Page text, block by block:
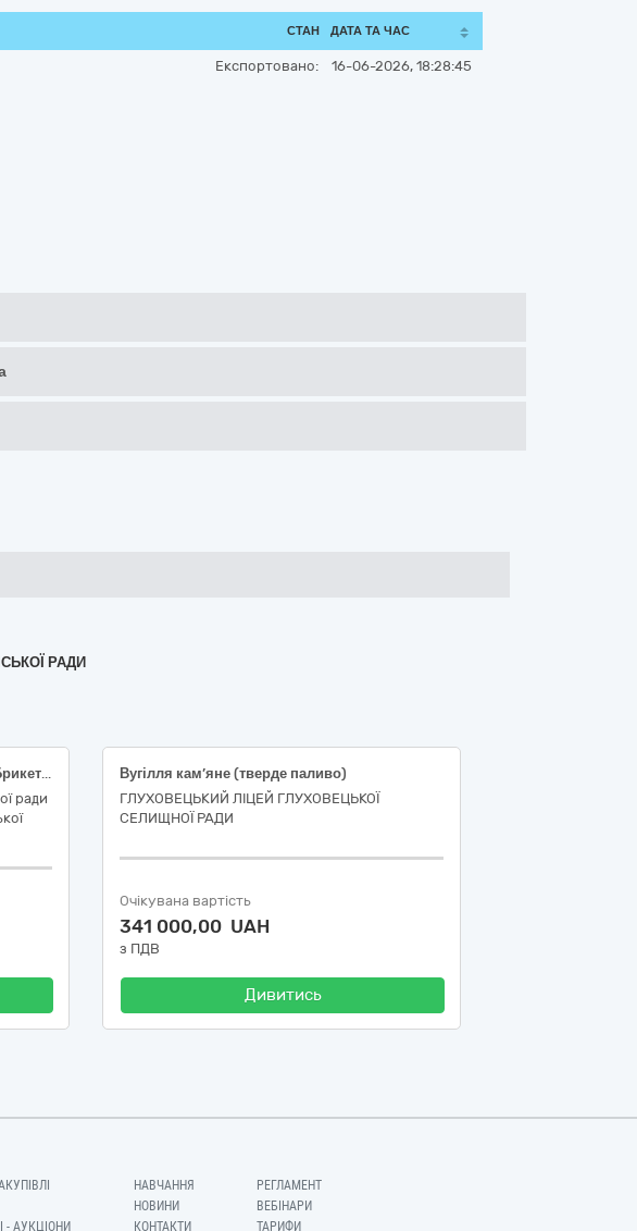
СТАН ДАТА ТА ЧАС
Експортовано: 16-06-2026, 18:28:45
РАДИ
Вугілля кам’яне марки Г(Г2) (13-100), Брикет паливний вугільний, «код ДК 021:2015 “Єдиний закупівельний словник” - 09110000-3 - Тверде паливо»
ради
Вугілля кам’яне (тверде паливо)
ГЛУХОВЕЦЬКИЙ ЛІЦЕЙ ГЛУХОВЕЦЬКОЇ
СЕЛИЩНОЇ РАДИ
Очікувана вартість
341 000,00 UAH
з ПДВ
Дивитись
- АУКЦІОНИ
НАВЧАННЯ
НОВИНИ
КОНТАКТИ
РЕГЛАМЕНТ
ВЕБІНАРИ
ТАРИФИ